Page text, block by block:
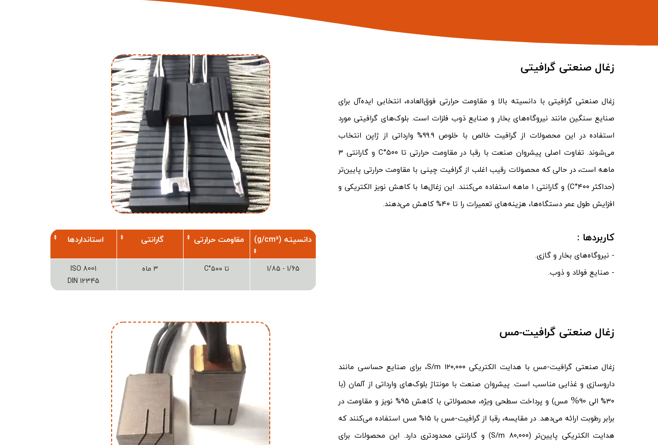
زغال صنعتی گرافیتی
زغال صنعتی گرافیتی با دانسیته بالا و مقاومت حرارتی فوق‌العاده، انتخابی ایده‌آل برای
صنایع سنگین مانند نیروگاه‌های بخار و صنایع ذوب فلزات است. بلوک‌های گرافیتی مورد
استفاده در این محصولات از گرافیت خالص با خلوص ۹۹.۹% وارداتی از ژاپن انتخاب
می‌شوند. تفاوت اصلی پیشروان صنعت با رقبا در مقاومت حرارتی تا ۵۰۰°C و گارانتی ۳
ماهه است، در حالی که محصولات رقیب اغلب از گرافیت چینی با مقاومت حرارتی پایین‌تر
(حداکثر ۴۰۰°C) و گارانتی ۱ ماهه استفاده می‌کنند. این زغال‌ها با کاهش نویز الکتریکی و
افزایش طول عمر دستگاه‌ها، هزینه‌های تعمیرات را تا ۴۰% کاهش می‌دهند.
کاربردها :
- نیروگاه‌های بخار و گازی.
- صنایع فولاد و ذوب.
دانسیته (g/cm³) مقاومت حرارتی گارانتی استانداردها
1/65 - 1/85 تا ۵۰۰°C ۳ ماه
ISO 8001
DIN 12345
زغال صنعتی گرافیت-مس
زغال صنعتی گرافیت-مس با هدایت الکتریکی ۱۲۰,۰۰۰ S/m، برای صنایع حساسی مانند
داروسازی و غذایی مناسب است. پیشروان صنعت با مونتاژ بلوک‌های وارداتی از آلمان (با
۳۰% الی 90
%
مس) و پرداخت سطحی ویژه، محصولاتی با کاهش ۹۵% نویز و مقاومت در
برابر رطوبت ارائه می‌دهد. در مقایسه، رقبا از گرافیت-مس با ۱۵% مس استفاده می‌کنند که
هدایت الکتریکی پایین‌تر (۸۰,۰۰۰ S/m) و گارانتی محدودتری دارد. این محصولات برای